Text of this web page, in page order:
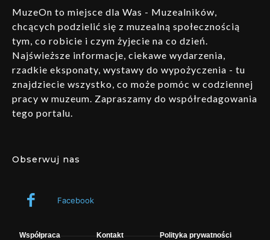
MuzeOn to miejsce dla Was - Muzealników,
chcących podzielić się z muzealną społecznością
tym, co robicie i czym żyjecie na co dzień.
Najświeższe informacje, ciekawe wydarzenia,
rzadkie eksponaty, wystawy do wypożyczenia - tu
znajdziecie wszystko, co może pomóc w codziennej
pracy w muzeum. Zapraszamy do współredagowania
tego portalu.
Obserwuj nas
Facebook
Współpraca Kontakt Polityka prywatności